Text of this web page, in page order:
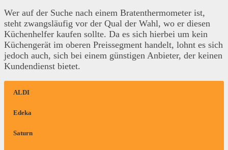
Wer auf der Suche nach einem Bratenthermometer ist,
steht zwangsläufig vor der Qual der Wahl, wo er diesen
Küchenhelfer kaufen sollte. Da es sich hierbei um kein
Küchengerät im oberen Preissegment handelt, lohnt es sich
jedoch auch, sich bei einem günstigen Anbieter, der keinen
Kundendienst bietet.
ALDI
Edeka
Saturn